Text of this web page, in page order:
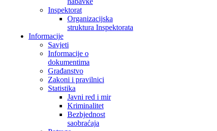
Inspektorat
Organizacijska
struktura Inspektorata
Informacije
Savjeti
Informacije o
dokumentima
Građanstvo
Zakoni i pravilnici
Statistika
Javni red i mir
Kriminalitet
Bezbjednost
saobraćaja